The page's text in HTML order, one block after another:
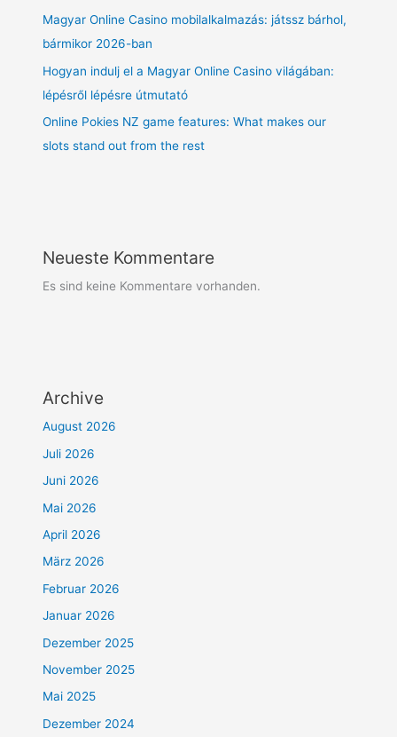
Magyar Online Casino mobilalkalmazás: játssz bárhol,
bármikor 2026-ban
Hogyan indulj el a Magyar Online Casino világában:
lépésről lépésre útmutató
Online Pokies NZ game features: What makes our
slots stand out from the rest
Neueste Kommentare
Es sind keine Kommentare vorhanden.
Archive
August 2026
Juli 2026
Juni 2026
Mai 2026
April 2026
März 2026
Februar 2026
Januar 2026
Dezember 2025
November 2025
Mai 2025
Dezember 2024